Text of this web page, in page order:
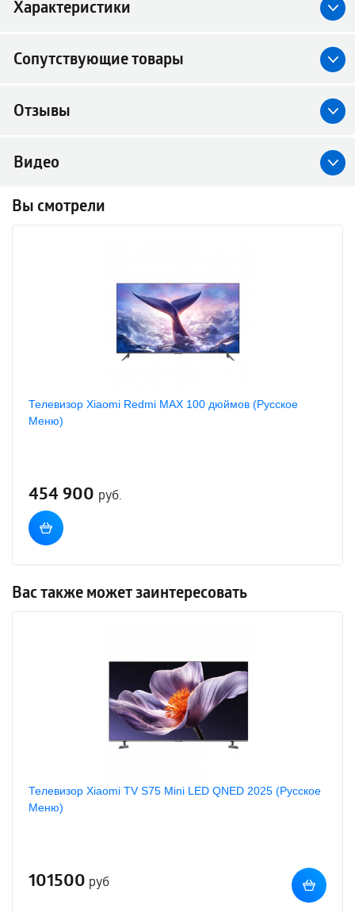
Характеристики
Сопутствующие товары
Отзывы
Видео
Вы смотрели
Телевизор Xiaomi Redmi MAX 100 дюймов (Русское
Меню)
454 900 руб.
Вас также может заинтересовать
Телевизор Xiaomi TV S75 Mini LED QNED 2025 (Русское
Меню)
101500 руб